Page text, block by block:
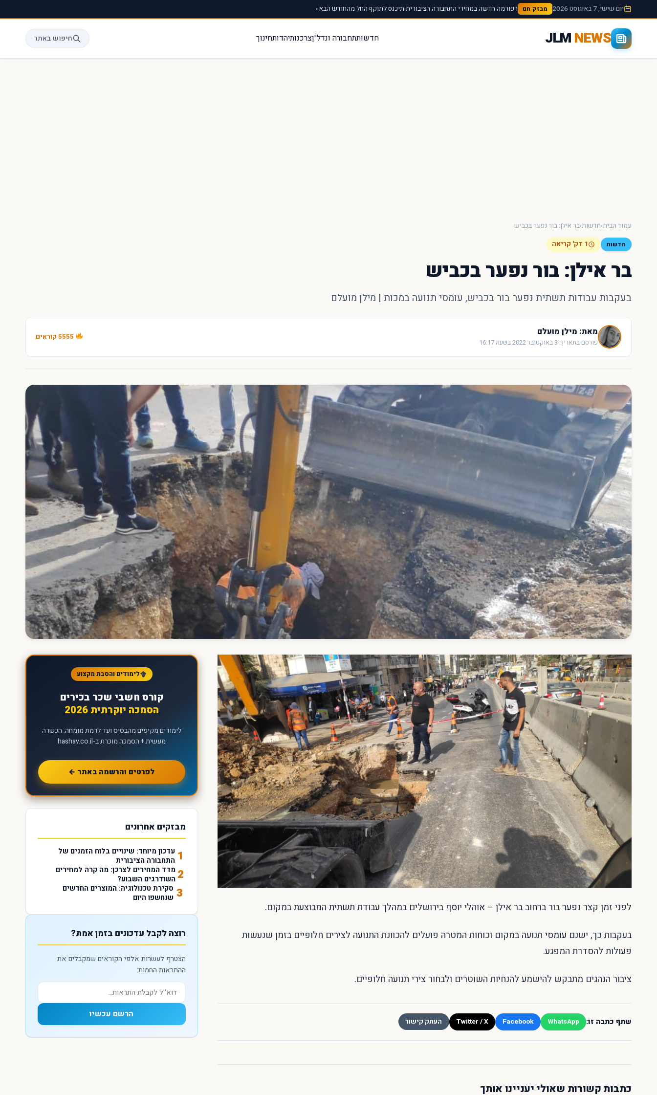
יום שישי, 7 באוגוסט 2026 מבזק חם רפורמה חדשה במחירי התחבורה הציבורית תיכנס לתוקף החל מהחודש הבא ›
JLMNEWS חדשותתחבורה ונדל"ןצרכנותיהדותחינוך חיפוש באתר
עמוד הבית›חדשות›בר אילן: בור נפער בכביש
חדשות 1 דק' קריאה
בר אילן: בור נפער בכביש
בעקבות עבודות תשתית נפער בור בכביש, עומסי תנועה במכות | מילן מועלם
מאת: מילן מועלם
פורסם בתאריך: 3 באוקטובר 2022 בשעה 16:17
לפני זמן קצר נפער בור ברחוב בר אילן – אוהלי יוסף בירושלים במהלך עבודת תשתית המבוצעת במקום.
בעקבות כך, ישנם עומסי תנועה במקום וכוחות המטרה פועלים להכוונת התנועה לצירים חלופיים בזמן שנעשות
פעולות להסדרת המפגע.
ציבור הנהגים מתבקש להישמע להנחיות השוטרים ולבחור צירי תנועה חלופיים.
שתף כתבה זו: WhatsApp
Facebook
Twitter / X העתק קישור
כתבות קשורות שאולי יעניינו אותך
לימודים והסבת מקצוע
קורס חשבי שכר בכירים
הסמכה יוקרתית 2026
לימודים מקיפים מהבסיס ועד לרמת מומחה. הכשרה
מעשית + הסמכה מוכרת ב-hashav.co.il
לפרטים והרשמה באתר ←
מבזקים אחרונים
1 עדכון מיוחד: שינויים בלוח הזמנים של
התחבורה הציבורית
2 מדד המחירים לצרכן: מה קרה למחירים
השודרגים השבוע?
3 סקירת טכנולוגיה: המוצרים החדשים
שנחשפו היום
רוצה לקבל עדכונים בזמן אמת?
הצטרף לעשרות אלפי הקוראים שמקבלים את
ההתראות החמות:
הרשם עכשיו